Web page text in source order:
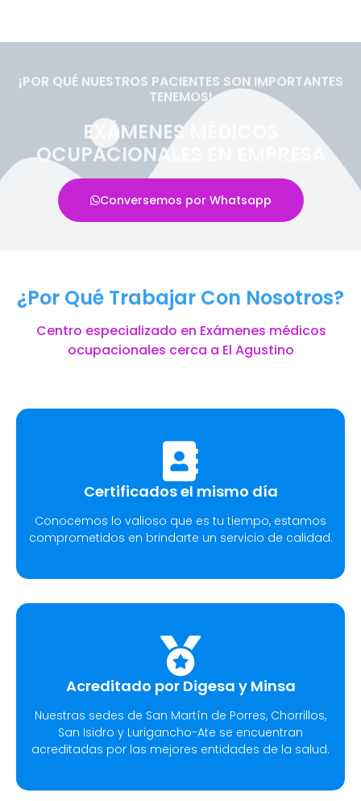
¡POR QUÉ NUESTROS PACIENTES SON IMPORTANTES
TENEMOS!
EXÁMENES MÉDICOS
OCUPACIONALES EN EMPRESA
Conversemos por Whatsapp
¿Por Qué Trabajar Con Nosotros?
Centro especializado en Exámenes médicos
ocupacionales cerca a El Agustino
Certificados el mismo día
Conocemos lo valioso que es tu tiempo, estamos
comprometidos en brindarte un servicio de calidad.
Acreditado por Digesa y Minsa
Nuestras sedes de San Martín de Porres, Chorrillos,
San Isidro y Lurigancho-Ate se encuentran
acreditadas por las mejores entidades de la salud.